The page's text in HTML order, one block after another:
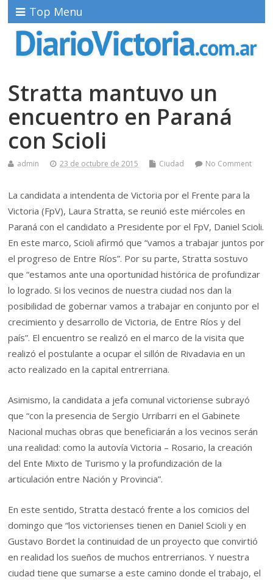
Top Menu
Stratta mantuvo un
encuentro en Paraná
con Scioli
admin 23 de octubre de 2015 Ciudad No Comment
La candidata a intendenta de Victoria por el Frente para la
Victoria (FpV), Laura Stratta, se reunió este miércoles en
Paraná con el candidato a Presidente por el FpV, Daniel Scioli.
En este marco, Scioli afirmó que “vamos a trabajar juntos por
el progreso de Entre Ríos”. Por su parte, Stratta sostuvo
que “estamos ante una oportunidad histórica de profundizar
lo logrado. Si los vecinos de nuestra ciudad nos dan la
posibilidad de gobernar vamos a trabajar en conjunto por el
crecimiento y desarrollo de Victoria, de Entre Ríos y del
país”. El encuentro se realizó en el marco de la visita que
realizó el postulante a ocupar el sillón de Rivadavia en un
acto realizado en la capital entrerriana.
Asimismo, la candidata a jefa comunal victoriense subrayó
que “con la presencia de Sergio Urribarri en el Gabinete
Nacional muchas obras que beneficiarán a los vecinos serán
una realidad: como la autovía Victoria – Rosario, la creación
del Ente Mixto de Turismo y la profundización de la
articulación entre Nación y Provincia”.
En este sentido, Stratta destacó frente a los comicios del
domingo que “los victorienses tienen en Daniel Scioli y en
Gustavo Bordet la continuidad de un proyecto que convirtió
en realidad los sueños de muchos entrerrianos. Y nuestra
ciudad tiene que sumarse a este camino donde el trabajo, el